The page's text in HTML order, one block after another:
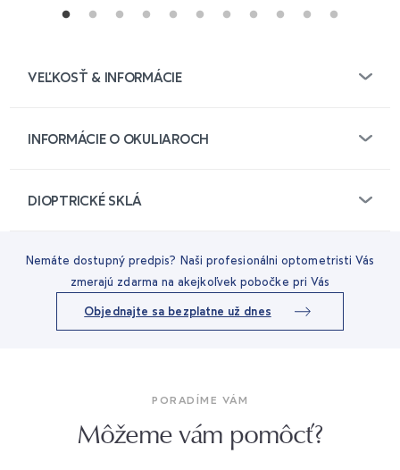
VEĽKOSŤ & INFORMÁCIE
INFORMÁCIE O OKULIAROCH
DIOPTRICKÉ SKLÁ
Nemáte dostupný predpis? Naši profesionálni optometristi Vás
zmerajú zdarma na akejkoľvek pobočke pri Vás
Objednajte sa bezplatne už dnes
PORADÍME VÁM
Môžeme vám pomôcť?